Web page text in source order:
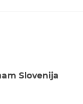
Slovenija